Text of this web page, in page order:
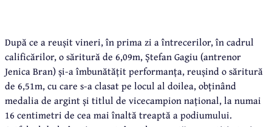
După ce a reușit vineri, în prima zi a întrecerilor, în cadrul
calificărilor, o săritură de 6,09m, Ștefan Gagiu (antrenor
Jenica Bran) și-a îmbunătățit performanța, reușind o săritură
de 6,51m, cu care s-a clasat pe locul al doilea, obținând
medalia de argint și titlul de vicecampion național, la numai
16 centimetri de cea mai înaltă treaptă a podiumului.